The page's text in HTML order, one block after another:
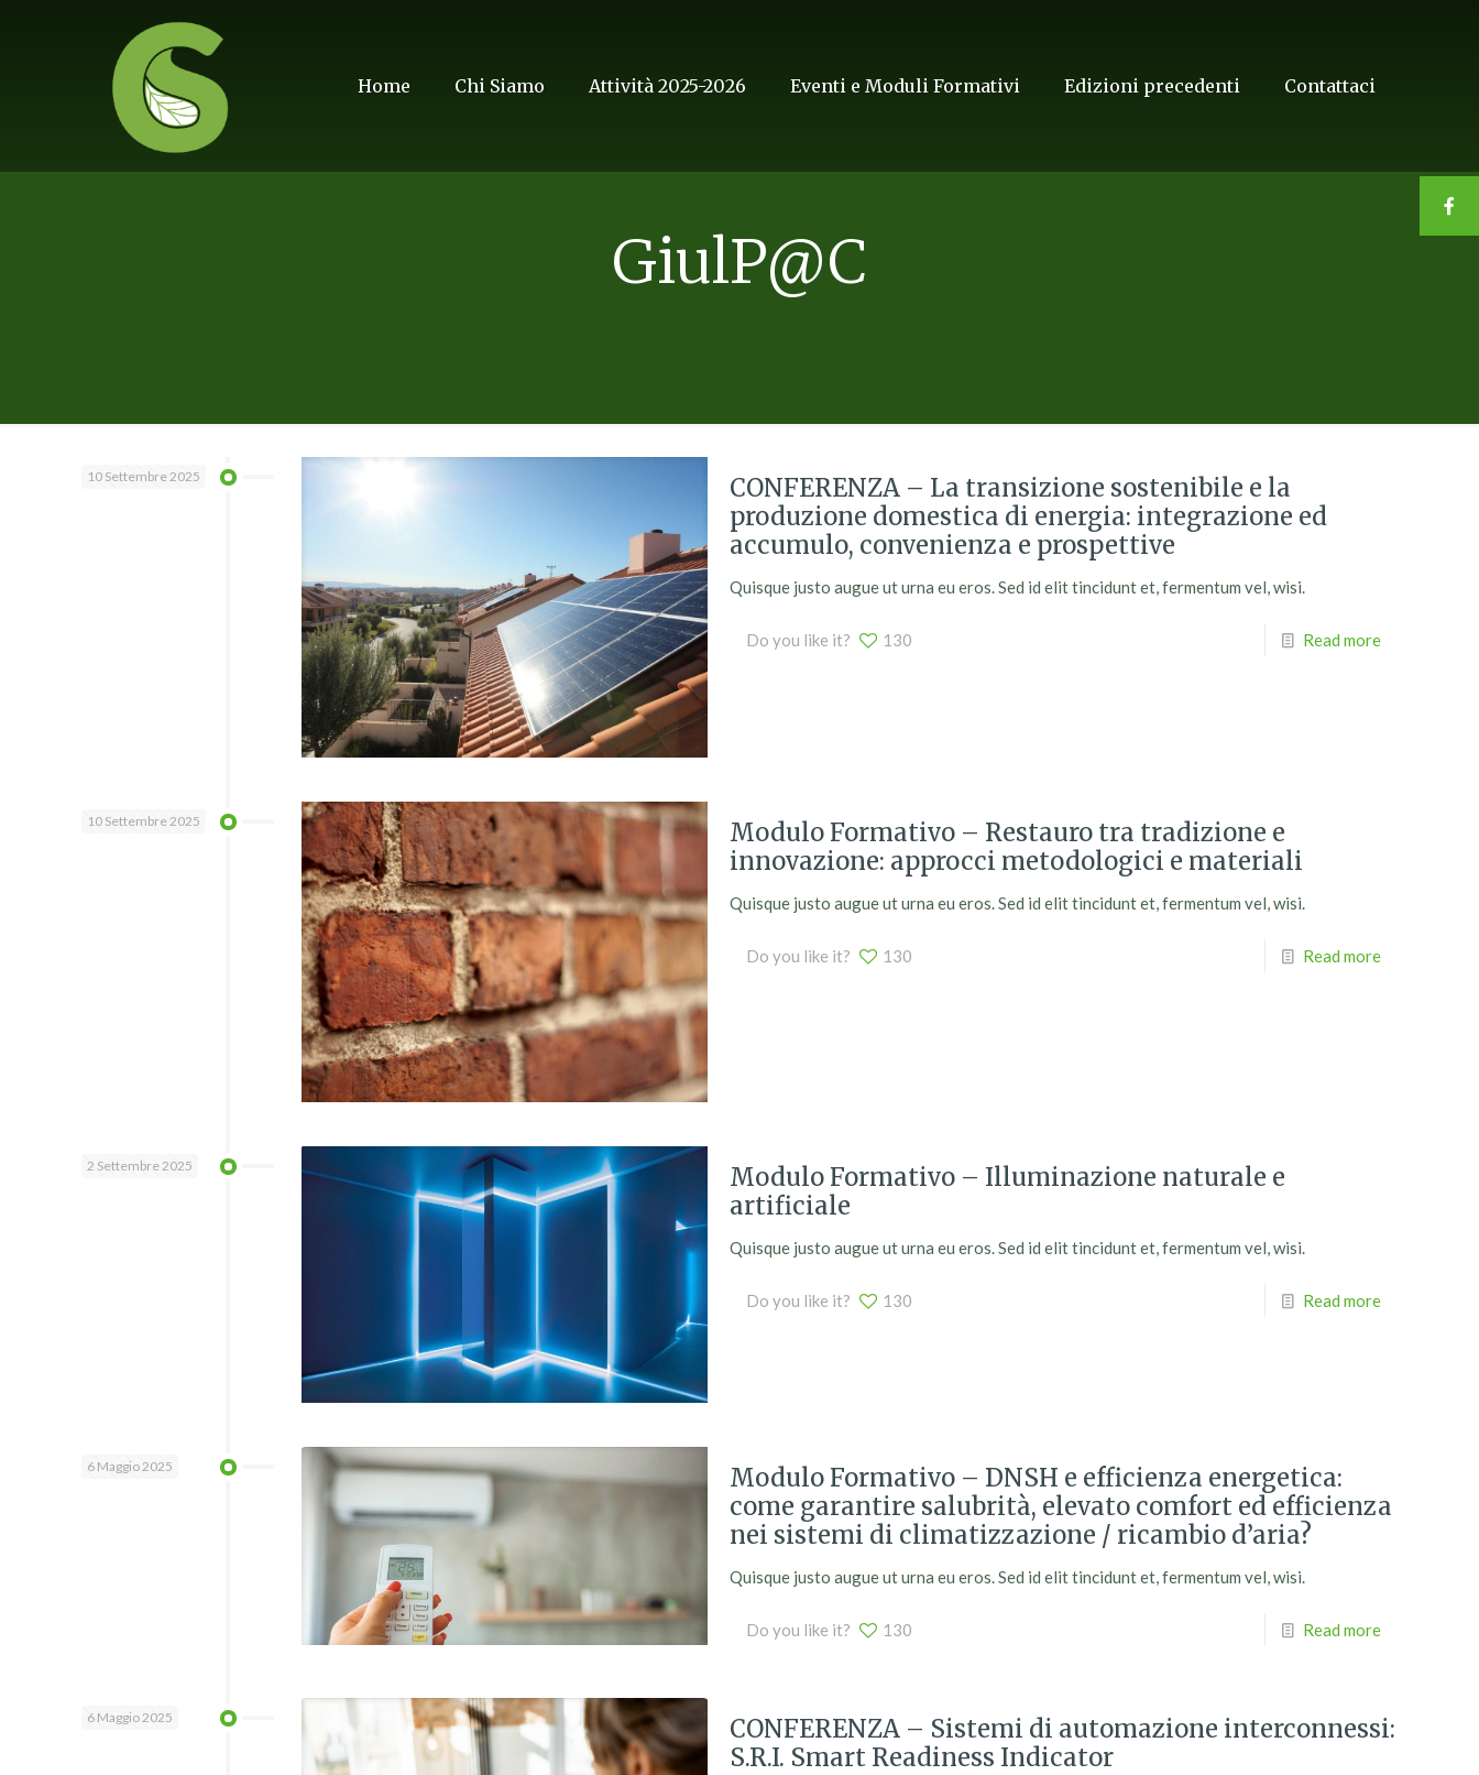
Home Chi Siamo Attività 2025-2026 Eventi e Moduli Formativi Edizioni precedenti Contattaci
GiulP@C
10 Settembre 2025
CONFERENZA – La transizione sostenibile e la
produzione domestica di energia: integrazione ed
accumulo, convenienza e prospettive
Quisque justo augue ut urna eu eros. Sed id elit tincidunt et, fermentum vel, wisi.
Do you like it? 130 Read more
10 Settembre 2025
Modulo Formativo – Restauro tra tradizione e
innovazione: approcci metodologici e materiali
Quisque justo augue ut urna eu eros. Sed id elit tincidunt et, fermentum vel, wisi.
Do you like it? 130 Read more
2 Settembre 2025
Modulo Formativo – Illuminazione naturale e
artificiale
Quisque justo augue ut urna eu eros. Sed id elit tincidunt et, fermentum vel, wisi.
Do you like it? 130 Read more
6 Maggio 2025
Modulo Formativo – DNSH e efficienza energetica:
come garantire salubrità, elevato comfort ed efficienza
nei sistemi di climatizzazione / ricambio d’aria?
Quisque justo augue ut urna eu eros. Sed id elit tincidunt et, fermentum vel, wisi.
Do you like it? 130 Read more
6 Maggio 2025
CONFERENZA – Sistemi di automazione interconnessi:
S.R.I. Smart Readiness Indicator